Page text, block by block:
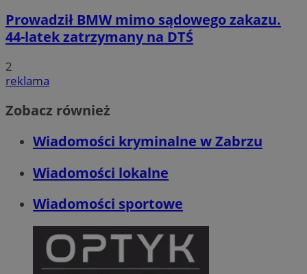
Prowadził BMW mimo sądowego zakazu.
44-latek zatrzymany na DTŚ
2
reklama
Zobacz również
Wiadomości kryminalne w Zabrzu
Wiadomości lokalne
Wiadomości sportowe